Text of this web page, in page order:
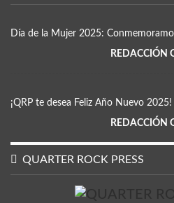
Día de la Mujer 2025:
¡QRP te desea Feliz Año Nuevo 2025!
QUARTER ROCK PRESS